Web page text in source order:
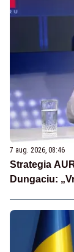
7 aug. 2026, 08:46
Strategia
Dungaciu: